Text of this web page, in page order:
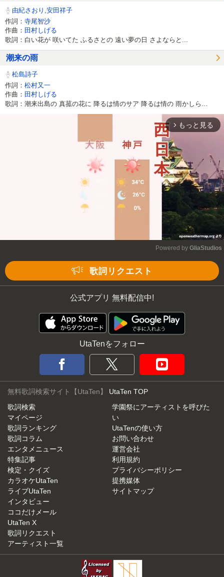
由紀さおり,安田祥子
作詞： 寺尾智沙
作曲： 田村しげる
歌詞：白い花が 咲いてた ふるさとの 遠い夢の日 さよならと...
潮来の雨
松島詩子
作詞： 松村又一
作曲： 田村しげる
歌詞：潮来出島の 真菰の花に 降るは情のサア 降るは情の 雨かしら...
arrow_forward_ios もっと見る
Powered by GliaStudios
歌詞リクエスト
公式アプリ 無料配信中!
UtaTenをフォロー
無料歌詞検索サイト【UtaTen】 UtaTen TOP
歌詞検索
マイページ
歌詞ランキング
歌詞コラム
エンタメニュース
特集記事
検定・クイズ
カラオケUtaTen
ライブUtaTen
インタビュー
ココだけメール
UtaTen X
歌詞リクエスト
アーティスト一覧
学園祭にアーティストを呼びた
い
UtaTenの使い方
お問い合わせ
運営会社
利用規約
プライバシーポリシー
提携媒体
サイトマップ